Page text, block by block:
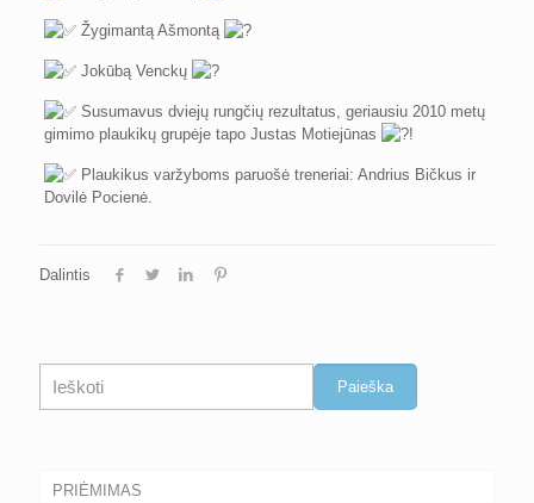
Žygimantą Ašmontą
Jokūbą Venckų
Susumavus dviejų rungčių rezultatus, geriausiu 2010 metų
gimimo plaukikų grupėje tapo Justas Motiejūnas
!
Plaukikus varžyboms paruošė treneriai: Andrius Bičkus ir
Dovilė Pocienė.
Dalintis
Paieška Paieška
PRIĖMIMAS